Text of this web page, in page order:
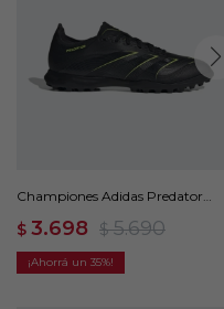
Championes Adidas Predator
$ 3.698 $ 5.690
35